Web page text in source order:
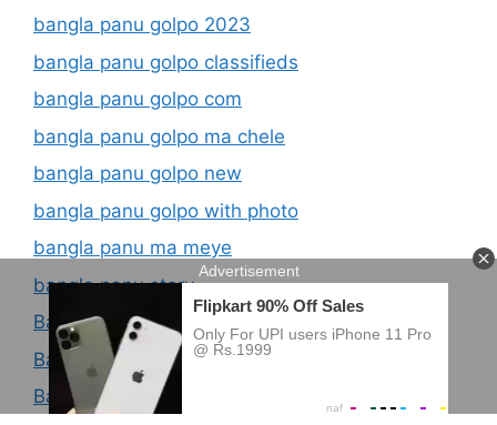
bangla panu golpo 2023
bangla panu golpo classifieds
bangla panu golpo com
bangla panu golpo ma chele
bangla panu golpo new
bangla panu golpo with photo
bangla panu ma meye
bangla panu story
Bangla Paribarik Choti Golpo
Bangla Porn Choti
Bangla Prokiya Sex